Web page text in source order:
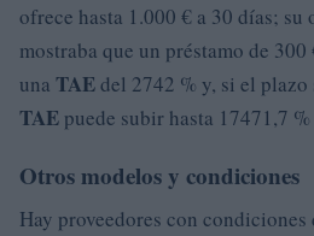
ofrece hasta 1.000 € a 30 días; su
mostraba que un préstamo de
una TAEdel 2742 % y, si el plazo
TAE puede subir hasta 17471,7
Otros modelos y condiciones
Hay proveedores con